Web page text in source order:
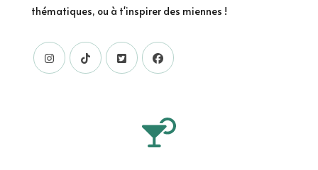
thématiques, ou à t'inspirer des miennes !